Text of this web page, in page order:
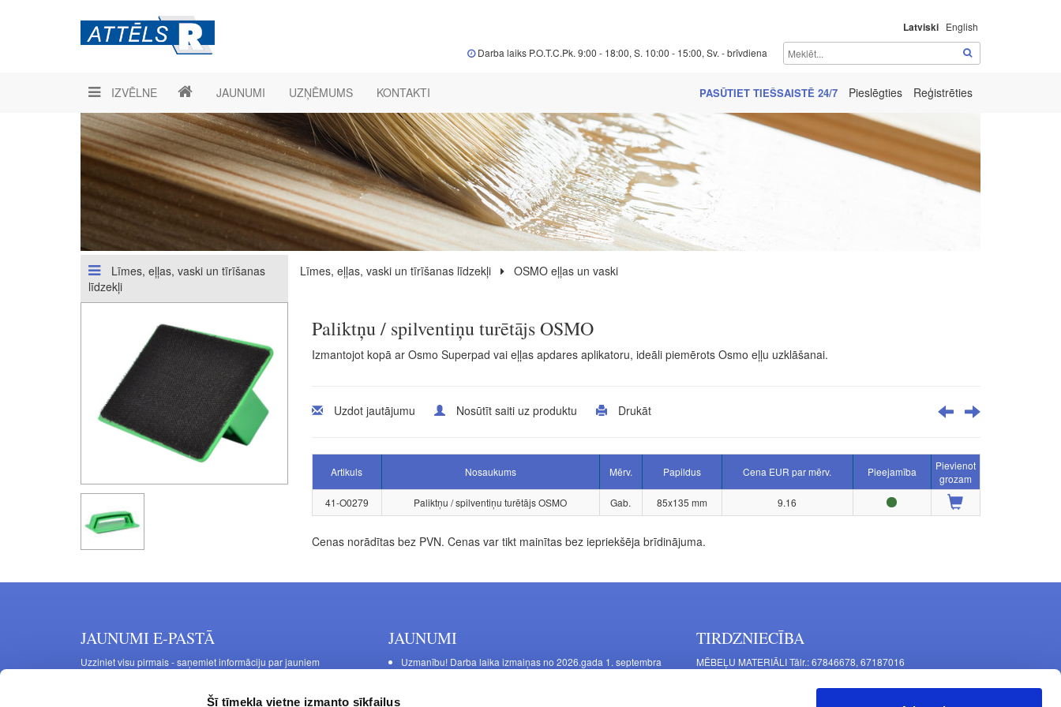
Šī tīmekļa vietne izmanto sīkfailus
Latviski English
Darba laiks P.O.T.C.Pk. 9:00 - 18:00, S. 10:00 - 15:00, Sv. - brīvdiena
IZVĒLNE JAUNUMI UZŅĒMUMS KONTAKTI PASŪTIET TIEŠSAISTĒ 24/7 Pieslēgties Reģistrēties
Līmes, eļļas, vaski un tīrīšanas
līdzekļi
Līmes, eļļas, vaski un tīrīšanas līdzekļi OSMO eļļas un vaski
Paliktņu / spilventiņu turētājs OSMO
Izmantojot kopā ar Osmo Superpad vai eļļas apdares aplikatoru, ideāli piemērots Osmo eļļu uzklāšanai.
Uzdot jautājumu Nosūtīt saiti uz produktu Drukāt
Artikuls Nosaukums Mērv. Papildus Cena EUR par mērv. Pieejamība
Pievienot
grozam
41-O0279
Paliktņu / spilventiņu turētājs OSMO Gab. 85x135 mm 9.16
Cenas norādītas bez PVN. Cenas var tikt mainītas bez iepriekšēja brīdinājuma.
JAUNUMI E-PASTĀ
Uzziniet visu pirmais - saņemiet informāciju par jauniem
JAUNUMI
Uzmanību! Darba laika izmaiņas no 2026.gada 1. septembra
TIRDZNIECĪBA
MĒBEĻU MATERIĀLI Tālr.: 67846678, 67187016
Mašīnu iela 11, Rīga, LV-1063, Latvija